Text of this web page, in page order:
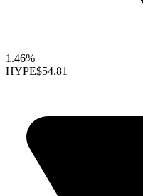
1.46%
HYPE$54.81